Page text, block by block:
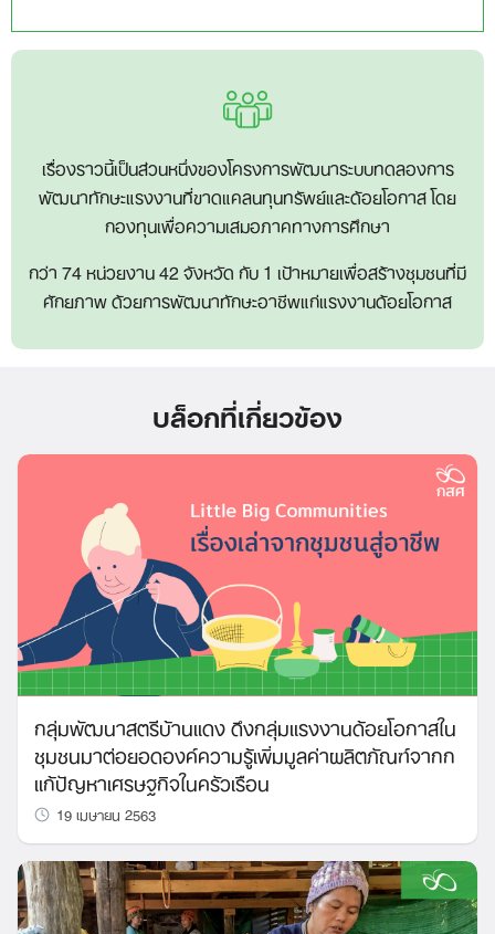
Search
for:
เรื่องราวนี้เป็นส่วนหนึ่งของโครงการพัฒนาระบบทดลองการ
พัฒนาทักษะแรงงานที่ขาดแคลนทุนทรัพย์และด้อยโอกาส โดย
กองทุนเพื่อความเสมอภาคทางการศึกษา
กว่า 74 หน่วยงาน 42 จังหวัด กับ 1 เป้าหมายเพื่อสร้างชุมชนที่มี
ศักยภาพ ด้วยการพัฒนาทักษะอาชีพแก่แรงงานด้อยโอกาส
บล็อกที่เกี่ยวข้อง
กลุ่มพัฒนาสตรีบ้านแดง ดึงกลุ่มแรงงานด้อยโอกาสใน
ชุมชนมาต่อยอดองค์ความรู้เพิ่มมูลค่าผลิตภัณฑ์จากก
แก้ปัญหาเศรษฐกิจในครัวเรือน
19 เมษายน 2563